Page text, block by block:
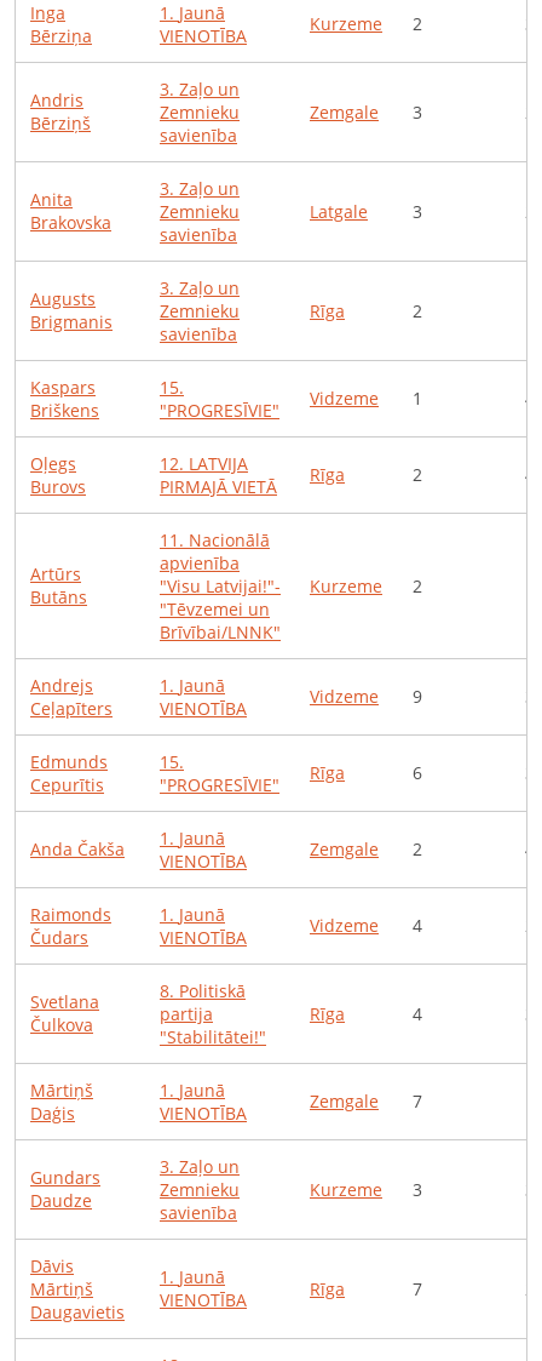
Inga
Bērziņa
1 . Jaunā
VIENOTĪBA
Kurzeme 2 3
Andris
Bērziņš
3. Zaļo un
Zemnieku
savienība
Zemgale 3 2
Anita
Brakovska
3. Zaļo un
Zemnieku
savienība
Latgale 3 2
Augusts
Brigmanis
3. Zaļo un
Zemnieku
savienība
Rīga 2
Kaspars
Briškens
15.
"PROGRESĪVIE"
Vidzeme 1 4
Oļegs
Burovs
12. LATVIJA
PIRMAJĀ VIETĀ
Rīga 2 4
Artūrs
Butāns
11 . Nacionālā
apvienība
"Visu Latvijai!"-
"Tēvzemei un
Brīvībai/LNNK"
Kurzeme 2
Andrejs
Ceļapīters
1 . Jaunā
VIENOTĪBA
Vidzeme 9 3
Edmunds
Cepurītis
15.
"PROGRESĪVIE"
Rīga 6 3
Anda Čakša 1 . Jaunā
VIENOTĪBA
Zemgale 2 4
Raimonds
Čudars
1 . Jaunā
VIENOTĪBA
Vidzeme 4 2
Svetlana
Čulkova
8. Politiskā
partija
"Stabilitātei!"
Rīga 4 3
Mārtiņš
Daģis
1 . Jaunā
VIENOTĪBA
Zemgale 7
Gundars
Daudze
3. Zaļo un
Zemnieku
savienība
Kurzeme 3 3
Dāvis
Mārtiņš
Daugavietis
1 . Jaunā
VIENOTĪBA
Rīga 7 2